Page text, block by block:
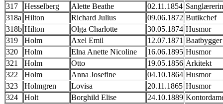
317
Hesselberg Alette Beathe 02.11.1854
318a Hilton Richard Julius 09.06.1872 Butikchef
318b Hilton Olga Charlotte 30.05.1874 Husmor
319
Holm Axel Emil 12.07.1871 Baatbygger
320
Holm Elna Anette Nicoline 16.06.1895 Husmor
321
Holm Otto 19.05.1856 Arkitekt
322
Holm Anna Josefine 04.10.1864 Husmor
323
Holmgren Lovisa 20.11.1865 Husmor
324
Holt Borghild Elise 24.10.1889